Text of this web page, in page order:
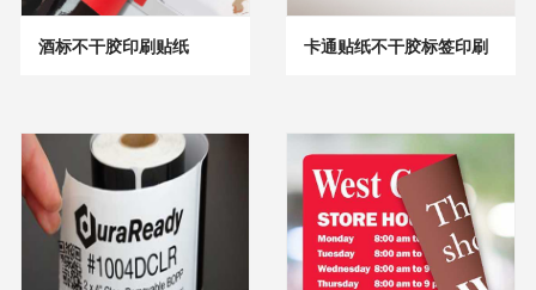
酒标不干胶印刷贴纸 卡通贴纸不干胶标签印刷